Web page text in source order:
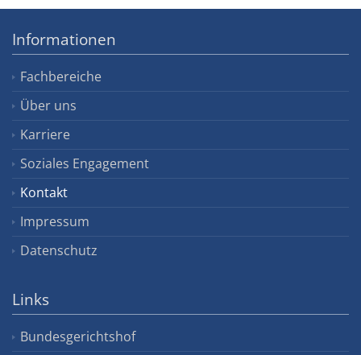
Informationen
Fachbereiche
Über uns
Karriere
Soziales Engagement
Kontakt
Impressum
Datenschutz
Links
Bundesgerichtshof